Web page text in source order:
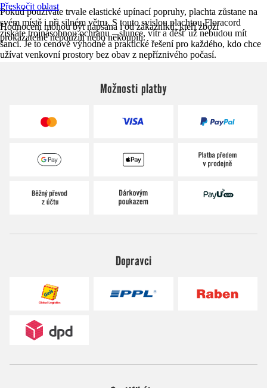
Pokud používáte trvale elastické upínací popruhy, plachta zůstane na
svém místě i při silném větru. S touto svislou plachtou Floracord
získáte trojnásobnou ochranu – slunce, vítr a déšť už nebudou mít
šanci. Je to cenově výhodné a praktické řešení pro každého, kdo chce
užívat venkovní prostory bez obav z nepříznivého počasí.
Přeskočit oblast
Hodnocení mohou být napsána i od zákazníků, kteří zboží
prokazatelně nepoužili nebo nekoupili.
Možnosti platby
Dopravci